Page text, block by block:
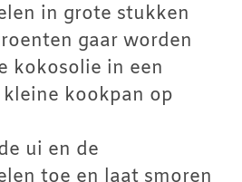
in grote stukken
gaar worden
kokosolie in een
kookpan op
ui en de
toe en laat smoren